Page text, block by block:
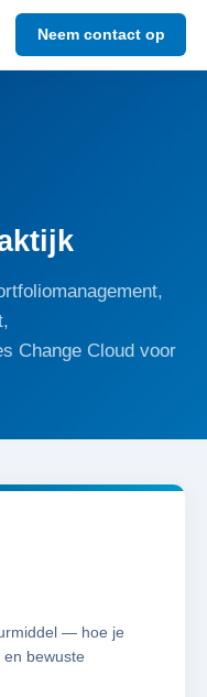
Neem contact op
Change Cloud voor
— hoe je
bewuste